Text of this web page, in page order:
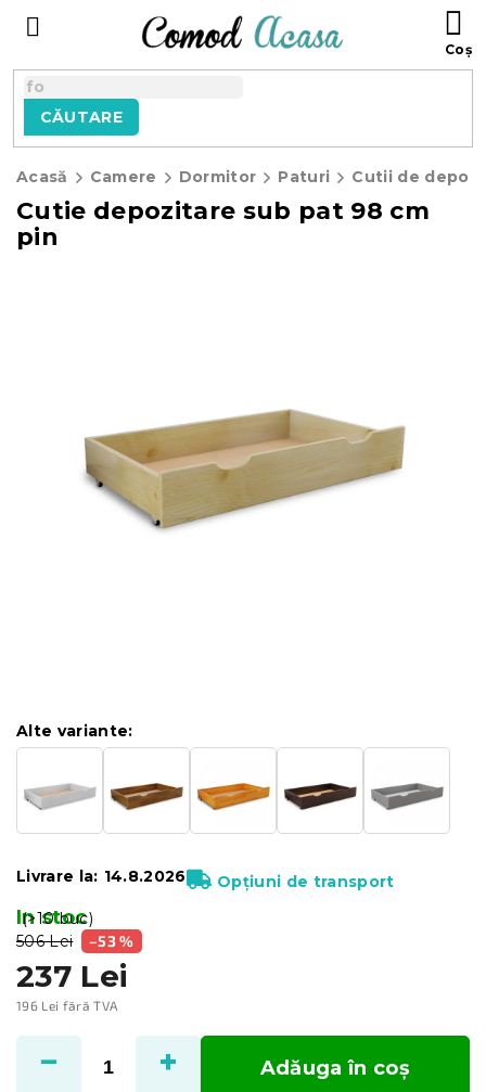
CĂUTARE
Acasă Camere Dormitor Paturi Cutii de
Cutie depozitare sub pat 98 cm
pin
506 Lei –53 %
237 Lei
196 Lei fără TVA
preţ:
In stoc
(>10 buc)
Alte variante:
Livrare la: 14.8.2026 Opțiuni de transport
Adăuga în coş